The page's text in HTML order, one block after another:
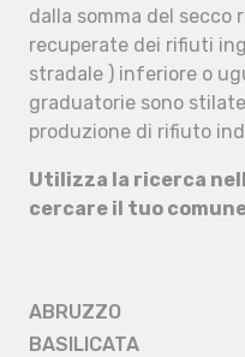
dalla somma del secco
recuperate dei rifiuti
stradale ) inferiore o
graduatorie sono
produzione di rifiuto
Utilizza la ricerca
cercare il tuo
ABRUZZO
BASILICATA